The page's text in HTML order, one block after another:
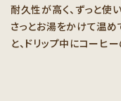
耐久性が高く、ずっと使
さっとお湯をかけて温め
と、ドリップ中にコーヒ